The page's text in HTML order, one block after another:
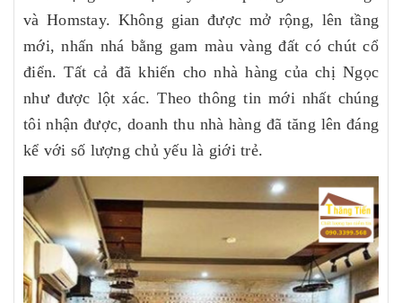
và Homstay. Không gian được mở rộng, lên tầng
mới, nhấn nhá bằng gam màu vàng đất có chút cổ
điển. Tất cả đã khiến cho nhà hàng của chị Ngọc
như được lột xác. Theo thông tin mới nhất chúng
tôi nhận được, doanh thu nhà hàng đã tăng lên đáng
kể với số lượng chủ yếu là giới trẻ.